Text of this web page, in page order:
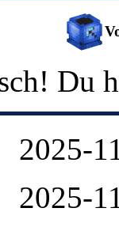
Du
2025-
2025-